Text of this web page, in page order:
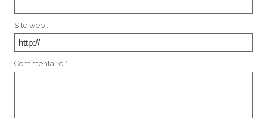
Site web :
Commentaire * :